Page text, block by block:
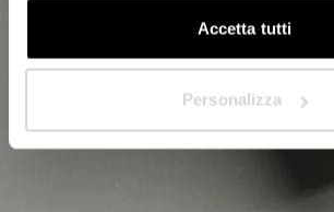
Accetta tutti
Personalizza